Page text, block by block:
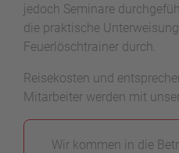
jedoch Seminare
die praktische
Feuerlöschtrainer durch.
Reisekosten und
Mitarbeiter werden mit
Wir kommen in die